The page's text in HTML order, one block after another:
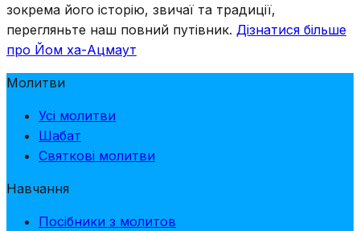
зокрема його історію, звичаї та традиції,
перегляньте наш повний путівник. Дізнатися більше
про Йом ха-Ацмаут
Молитви
Усі молитви
Шабат
Святкові молитви
Навчання
Посібники з молитов